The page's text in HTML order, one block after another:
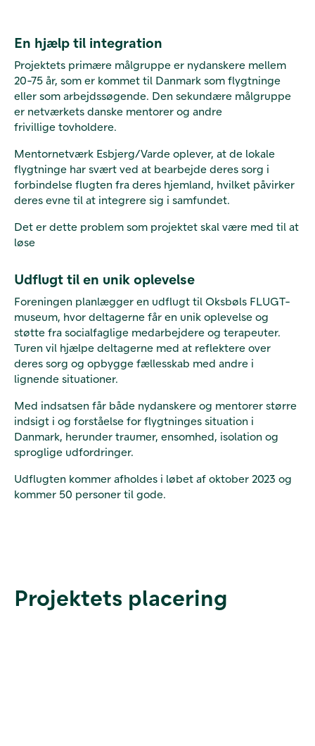
En hjælp til integration
Projektets primære målgruppe er nydanskere mellem
20-75 år, som er kommet til Danmark som flygtninge
eller som arbejdssøgende. Den sekundære målgruppe
er netværkets danske mentorer og andre
frivillige tovholdere.
Mentornetværk Esbjerg/Varde oplever, at de lokale
flygtninge har svært ved at bearbejde deres sorg i
forbindelse flugten fra deres hjemland, hvilket påvirker
deres evne til at integrere sig i samfundet.
Det er dette problem som projektet skal være med til at
løse
Udflugt til en unik oplevelse
Foreningen planlægger en udflugt til Oksbøls FLUGT-
museum, hvor deltagerne får en unik oplevelse og
støtte fra socialfaglige medarbejdere og terapeuter.
Turen vil hjælpe deltagerne med at reflektere over
deres sorg og opbygge fællesskab med andre i
lignende situationer.
Med indsatsen får både nydanskere og mentorer større
indsigt i og forståelse for flygtninges situation i
Danmark, herunder traumer, ensomhed, isolation og
sproglige udfordringer.
Udflugten kommer afholdes i løbet af oktober 2023 og
kommer 50 personer til gode.
Projektets placering